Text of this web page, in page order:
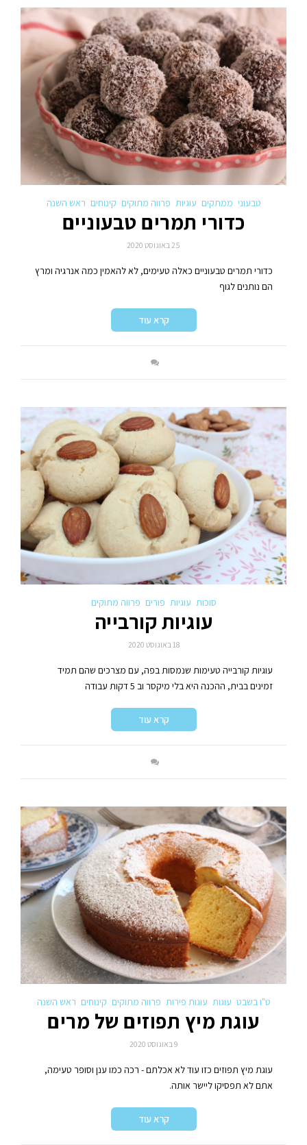
טבעוני ממתקים עוגיות פרווה מתוקים קינוחים ראש השנה
כדורי תמרים טבעוניים
25 באוגוסט 2020
כדורי תמרים טבעוניים כאלה טעימים, לא להאמין כמה אנרגיה ומרץ
הם נותנים לגוף
קרא עוד
סוכות עוגיות פורים פרווה מתוקים
עוגיות קורבייה
18 באוגוסט 2020
עוגיות קורבייה טעימות שנמסות בפה, עם מצרכים שהם תמיד
זמינים בבית, ההכנה היא בלי מיקסר וב 5 דקות עבודה
קרא עוד
ט"ו בשבט עוגות עוגות פירות פרווה מתוקים קינוחים ראש השנה
עוגת מיץ תפוזים של מרים
9 באוגוסט 2020
עוגת מיץ תפוזים כזו עוד לא אכלתם - רכה כמו ענן וסופר טעימה,
אתם לא תפסיקו ליישר אותה.
קרא עוד